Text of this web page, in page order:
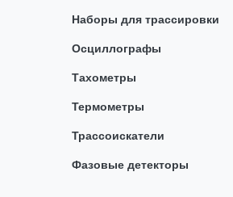
Наборы для трассировки
Осциллографы
Тахометры
Термометры
Трассоискатели
Фазовые детекторы